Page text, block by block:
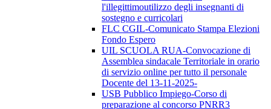
l'illegittimoutilizzo degli insegnanti di
sostegno e curricolari
FLC CGIL-Comunicato Stampa Elezioni
Fondo Espero
UIL SCUOLA RUA-Convocazione di
Assemblea sindacale Territoriale in orario
di servizio online per tutto il personale
Docente del 13-11-2025-
USB Pubblico Impiego-Corso di
preparazione al concorso PNRR3